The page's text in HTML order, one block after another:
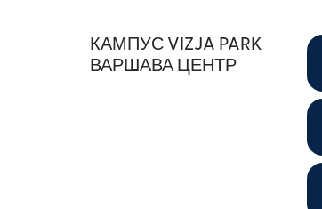
КАМПУС VIZJA PARK
ВАРШАВА ЦЕНТР